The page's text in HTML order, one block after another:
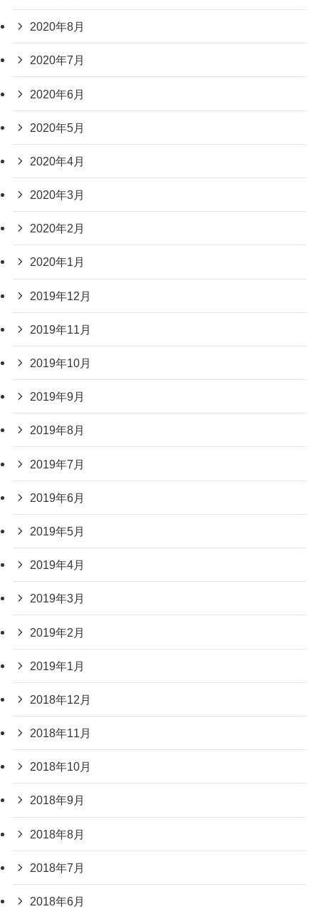
2020年8月
2020年7月
2020年6月
2020年5月
2020年4月
2020年3月
2020年2月
2020年1月
2019年12月
2019年11月
2019年10月
2019年9月
2019年8月
2019年7月
2019年6月
2019年5月
2019年4月
2019年3月
2019年2月
2019年1月
2018年12月
2018年11月
2018年10月
2018年9月
2018年8月
2018年7月
2018年6月